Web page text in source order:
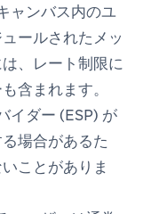
ャンバス内のユ
ールされたメッ
、レート制限に
含まれます。
イダー (ESP) が
場合があるた
ことがありま